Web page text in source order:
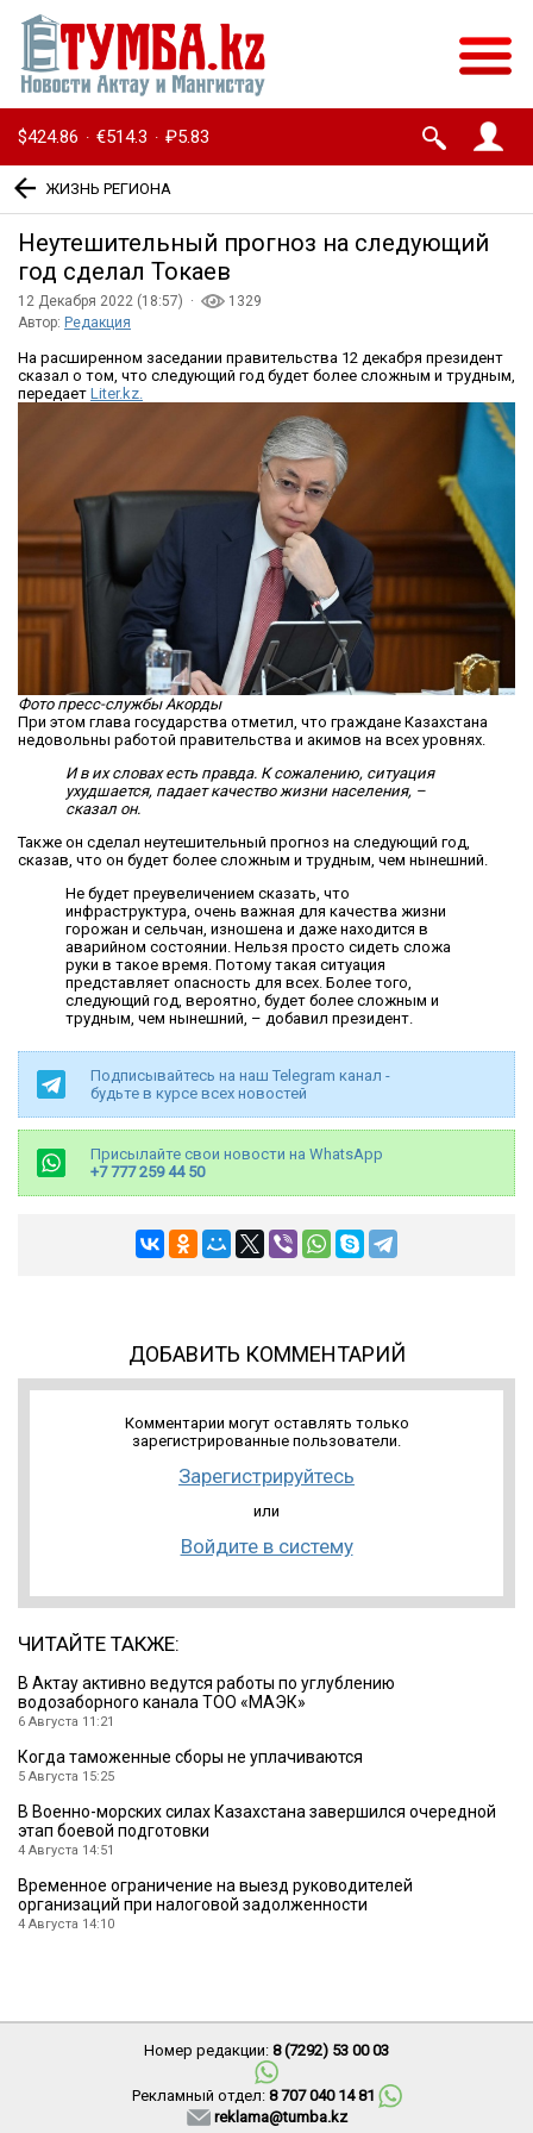
$424.86 · €514.3 · ₽5.83
ЖИЗНЬ РЕГИОНА
Неутешительный прогноз на следующий
год сделал Токаев
12 Декабря 2022 (18:57) ·
1329
Автор: Редакция
На расширенном заседании правительства 12 декабря президент
сказал о том, что следующий год будет более сложным и трудным,
передает Liter.kz.
Фото пресс-службы Акорды
При этом глава государства отметил, что граждане Казахстана
недовольны работой правительства и акимов на всех уровнях.
И в их словах есть правда. К сожалению, ситуация
ухудшается, падает качество жизни населения, –
сказал он.
Также он сделал неутешительный прогноз на следующий год,
сказав, что он будет более сложным и трудным, чем нынешний.
Не будет преувеличением сказать, что
инфраструктура, очень важная для качества жизни
горожан и сельчан, изношена и даже находится в
аварийном состоянии. Нельзя просто сидеть сложа
руки в такое время. Потому такая ситуация
представляет опасность для всех. Более того,
следующий год, вероятно, будет более сложным и
трудным, чем нынешний, – добавил президент.
Подписывайтесь на наш Telegram канал -
будьте в курсе всех новостей
Присылайте свои новости на WhatsApp
+7 777 259 44 50
ДОБАВИТЬ КОММЕНТАРИЙ
Комментарии могут оставлять только
зарегистрированные пользователи.
Зарегистрируйтесь
или
Войдите в систему
ЧИТАЙТЕ ТАКЖЕ:
В Актау активно ведутся работы по углублению
водозаборного канала ТОО «МАЭК»
6 Августа 11:21
Когда таможенные сборы не уплачиваются
5 Августа 15:25
В Военно-морских силах Казахстана завершился очередной
этап боевой подготовки
4 Августа 14:51
Временное ограничение на выезд руководителей
организаций при налоговой задолженности
4 Августа 14:10
Номер редакции: 8 (7292) 53 00 03
Рекламный отдел: 8 707 040 14 81
reklama@tumba.kz